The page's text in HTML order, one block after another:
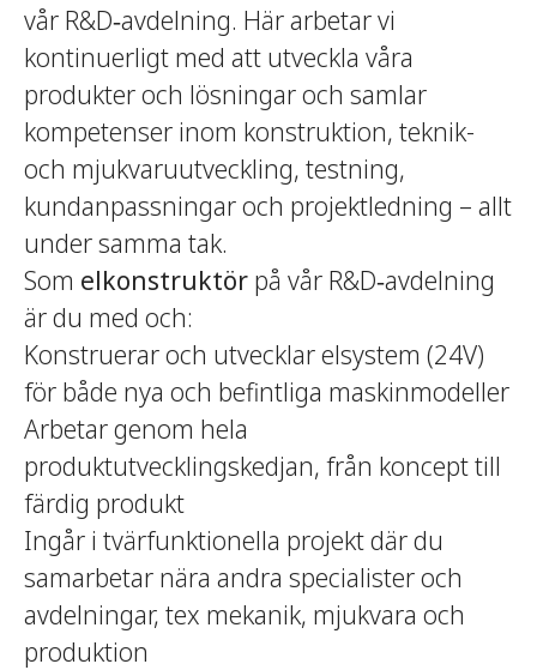
vår R&D‑avdelning. Här arbetar vi
kontinuerligt med att utveckla våra
produkter och lösningar och samlar
kompetenser inom konstruktion, teknik-
och mjukvaruutveckling, testning,
kundanpassningar och projektledning – allt
under samma tak.
Som elkonstruktör på vår R&D‑avdelning
är du med och:
Konstruerar och utvecklar elsystem (24V)
för både nya och befintliga maskinmodeller
Arbetar genom hela
produktutvecklingskedjan, från koncept till
färdig produkt
Ingår i tvärfunktionella projekt där du
samarbetar nära andra specialister och
avdelningar, tex mekanik, mjukvara och
produktion